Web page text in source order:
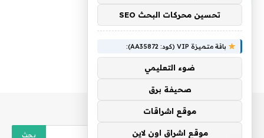
تحسين محركات البحث SEO
باقة متميزة VIP (كود: AA35872):
ضوء التعليمي
صحيفة برق
موقع اشراقات
موقع اشراق اون لاين